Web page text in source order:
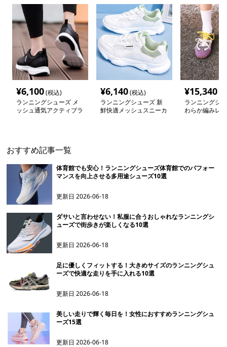
¥6,100(税込)
ランニングシューズ メ
ッシュ通気アクティブラ
¥6,140(税込)
ランニングシューズ 新
鮮快適メッシュスニーカ
¥15,340
ランニングシ
わらか編みレ
おすすめ記事一覧
体育館でも安心！ランニングシューズ体育館でのパフォー
マンスを向上させる多用途シューズ10選
更新日2026-06-18
ダサいと言わせない！私服に合うおしゃれなランニングシ
ューズで街歩きが楽しくなる10選
更新日2026-06-18
足に優しくフィットする！大きめサイズのランニングシュ
ーズで快適な走りを手に入れる10選
更新日2026-06-18
美しい走りで輝く毎日を！女性におすすめランニングシュ
ーズ15選
更新日2026-06-18